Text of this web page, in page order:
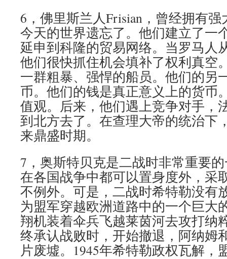
6，佛里斯兰人Frisian，曾经拥有
今天的世界遗忘了。他们建立了一
延申到科隆的贸易网络。当罗马人
他们很快抓住机会填补了权利真空
一群粗暴、强悍的船员。他们的另
币。他们的钱是真正意义上的货币
值观。后来，他们遇上竞争对手，
到北方去了。在查理大帝的统治下
来鼎盛时期。
7，奥斯特贝克是二战时非常重要
在各国战争中都可以置身度外，采
不例外。可是，二战时希特勒没有
为盟军穿越欧洲道路中的一个巨大
翔机装着伞兵飞越莱茵河去攻打纳
终承认战败时，开始撤退，阿纳姆
片废墟。1945年希特勒政权瓦解，